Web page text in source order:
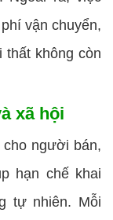
vận chuyển,
thất không còn
xã hội
người bán,
hạn chế khai
tự nhiên. Mỗi